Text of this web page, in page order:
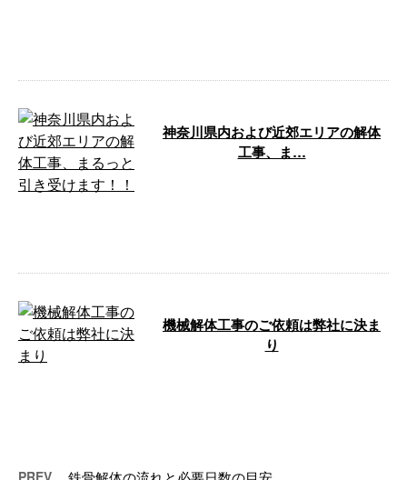
神奈川県内および近郊エリアの解体
工事、ま…
機械解体工事のご依頼は弊社に決ま
り
PREV